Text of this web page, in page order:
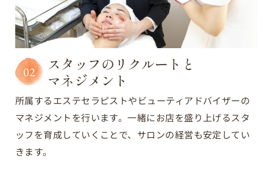
02
スタッフのリクルートと
マネジメント
所属するエステセラピストやビューティアドバイザーの
マネジメントを行います。一緒にお店を盛り上げるスタ
ッフを育成していくことで、サロンの経営も安定してい
きます。